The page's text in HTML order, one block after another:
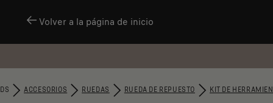
Volver a la página de inicio
DS ACCESORIOS RUEDAS RUEDA DE REPUESTO KIT DE